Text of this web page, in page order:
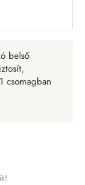
belső
csomagban